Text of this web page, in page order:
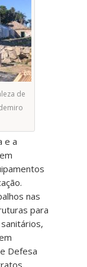
de
e a
nas
para
Defesa